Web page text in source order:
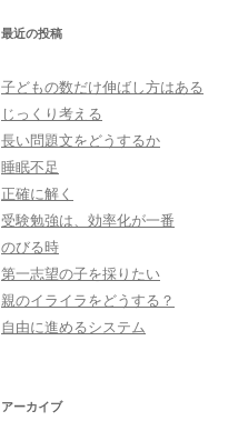
最近の投稿
子どもの数だけ伸ばし方はある
じっくり考える
長い問題文をどうするか
睡眠不足
正確に解く
受験勉強は、効率化が一番
のびる時
第一志望の子を採りたい
親のイライラをどうする？
自由に進めるシステム
アーカイブ